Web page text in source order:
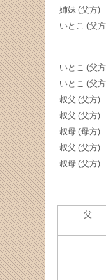
姉妹 (父方)
いとこ (父
いとこ (父
いとこ (父
叔父 (父方)
叔父 (父方)
叔母 (母方)
叔父 (父方)
叔母 (父方)
父